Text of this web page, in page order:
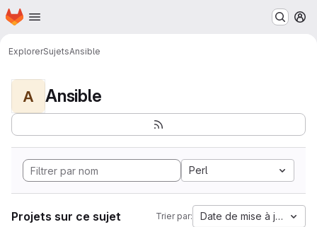
Passer au contenu principal
Page d'accueil
ExplorerSujetsAnsible
A Ansible
Perl
Projets sur ce sujet Trier par: Date de mise à jour